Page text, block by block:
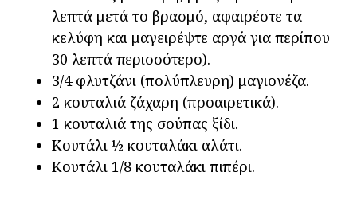
λεπτά μετά το βρασμό, αφαιρέστε τα
κελύφη και μαγειρέψτε αργά για περίπου
30 λεπτά περισσότερο).
3/4 φλυτζάνι (πολύπλευρη) μαγιονέζα.
2 κουταλιά ζάχαρη (προαιρετικά).
1 κουταλιά της σούπας ξίδι.
Κουτάλι ½ κουταλάκι αλάτι.
Κουτάλι 1/8 κουταλάκι πιπέρι.